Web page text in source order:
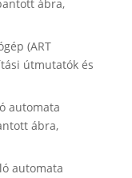
ábra,
(ART
útmutatók és
automata
ábra,
automata